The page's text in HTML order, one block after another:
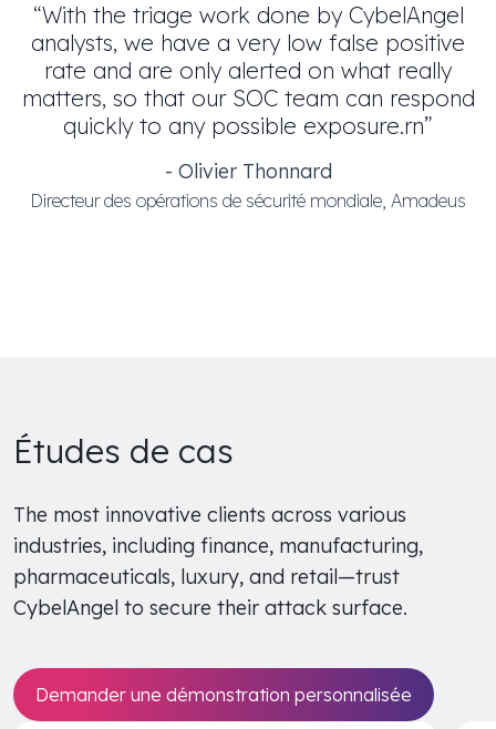
“With the triage work done by CybelAngel
analysts, we have a very low false positive
rate and are only alerted on what really
matters, so that our SOC team can respond
quickly to any possible exposure.rn”
- Olivier Thonnard
Directeur des opérations de sécurité mondiale, Amadeus
Études de cas
The most innovative clients across various
industries, including finance, manufacturing,
pharmaceuticals, luxury, and retail—trust
CybelAngel to secure their attack surface.
Demander une démonstration personnalisée